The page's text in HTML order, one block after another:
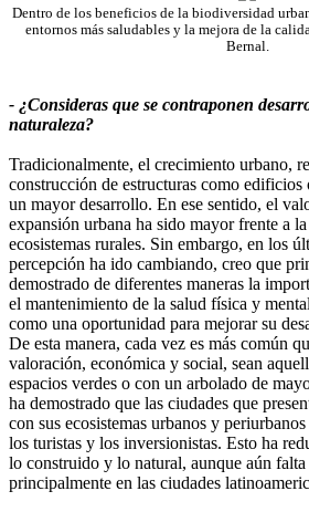
Dentro de los beneficios de la biodiversidad
entornos más saludables y la mejora de la
Bernal.
- ¿Consideras que se contraponen
naturaleza?
Tradicionalmente, el crecimiento urbano,
construcción de estructuras como edificios
un mayor desarrollo. En ese sentido, el
expansión urbana ha sido mayor frente a
ecosistemas rurales. Sin embargo, en los
percepción ha ido cambiando, creo que
demostrado de diferentes maneras la
el mantenimiento de la salud física y
como una oportunidad para mejorar su
De esta manera, cada vez es más común
valoración, económica y social, sean
espacios verdes o con un arbolado de
ha demostrado que las ciudades que
con sus ecosistemas urbanos y
los turistas y los inversionistas. Esto ha
lo construido y lo natural, aunque aún
principalmente en las ciudades